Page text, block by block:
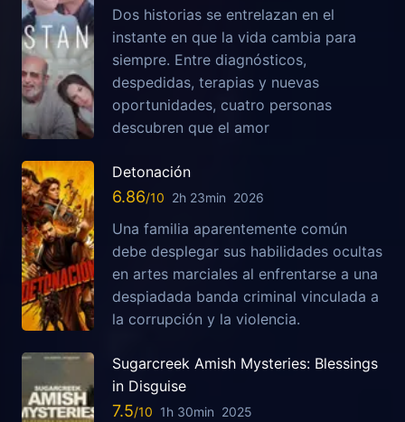
Dos historias se entrelazan en el
instante en que la vida cambia para
siempre. Entre diagnósticos,
despedidas, terapias y nuevas
oportunidades, cuatro personas
descubren que el amor
Detonación
6.86 2h 23min 2026
Una familia aparentemente común
debe desplegar sus habilidades ocultas
en artes marciales al enfrentarse a una
despiadada banda criminal vinculada a
la corrupción y la violencia.
Sugarcreek Amish Mysteries: Blessings
in Disguise
7.5 1h 30min 2025